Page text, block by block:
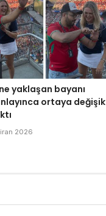
yaklaşan bayanı
ortaya değişik
2026